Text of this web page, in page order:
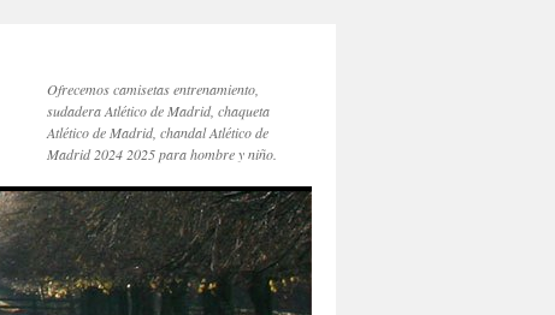
Ofrecemos camisetas entrenamiento,
sudadera Atlético de Madrid, chaqueta
Atlético de Madrid, chandal Atlético de
Madrid 2024 2025 para hombre y niño.